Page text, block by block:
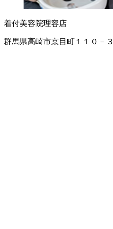
着付美容院理容店
群馬県高崎市京目町１１０－３